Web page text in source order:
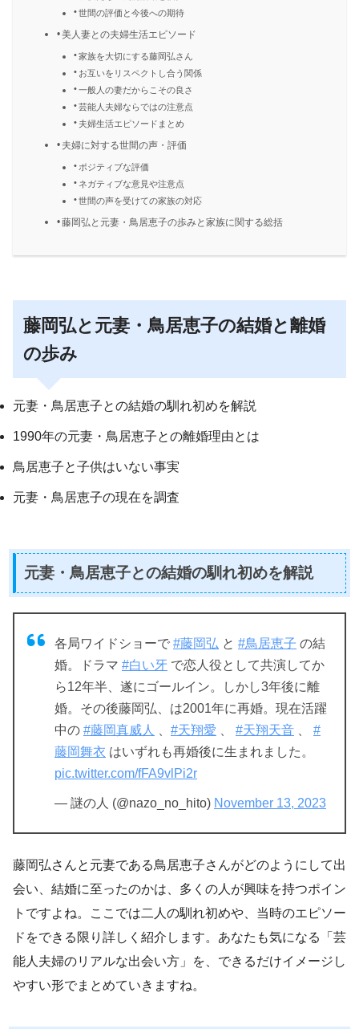
世間の評価と今後への期待
美人妻との夫婦生活エピソード
家族を大切にする藤岡弘さん
お互いをリスペクトし合う関係
一般人の妻だからこその良さ
芸能人夫婦ならではの注意点
夫婦生活エピソードまとめ
夫婦に対する世間の声・評価
ポジティブな評価
ネガティブな意見や注意点
世間の声を受けての家族の対応
藤岡弘と元妻・鳥居恵子の歩みと家族に関する総括
藤岡弘と元妻・鳥居恵子の結婚と離婚
の歩み
元妻・鳥居恵子との結婚の馴れ初めを解説
1990年の元妻・鳥居恵子との離婚理由とは
鳥居恵子と子供はいない事実
元妻・鳥居恵子の現在を調査
元妻・鳥居恵子との結婚の馴れ初めを解説
各局ワイドショーで #藤岡弘 と #鳥居恵子 の結
婚。ドラマ #白い牙 で恋人役として共演してか
ら12年半、遂にゴールイン。しかし3年後に離
婚。その後藤岡弘、は2001年に再婚。現在活躍
中の #藤岡真威人 #天翔愛 #天翔天音
#
藤岡舞衣 はいずれも再婚後に生まれました。
pic.twitter.com/fFA9vlPi2r
— 謎の人 (@nazo_no_hito) November 13, 2023
藤岡弘さんと元妻である鳥居恵子さんがどのようにして出
会い、結婚に至ったのかは、多くの人が興味を持つポイン
トですよね。ここでは二人の馴れ初めや、当時のエピソー
ドをできる限り詳しく紹介します。あなたも気になる「芸
能人夫婦のリアルな出会い方」を、できるだけイメージし
やすい形でまとめていきますね。